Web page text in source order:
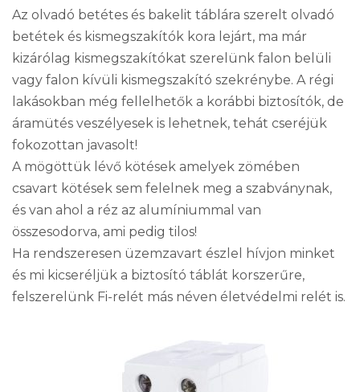
Az olvadó betétes és bakelit táblára szerelt olvadó
betétek és kismegszakítók kora lejárt, ma már
kizárólag kismegszakítókat szerelünk falon belüli
vagy falon kívüli kismegszakító szekrénybe. A régi
lakásokban még fellelhetők a korábbi biztosítók, de
áramütés veszélyesek is lehetnek, tehát cseréjük
fokozottan javasolt!
A mögöttük lévő kötések amelyek zömében
csavart kötések sem felelnek meg a szabványnak,
és van ahol a réz az alumíniummal van
összesodorva, ami pedig tilos!
Ha rendszeresen üzemzavart észlel hívjon minket
és mi kicseréljük a biztosító táblát korszerűre,
felszerelünk Fi-relét más néven életvédelmi relét is.